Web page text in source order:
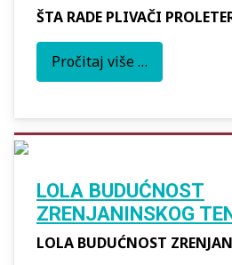
ŠTA RADE PLIVAČI
Pročitaj više …
LOLA BUDUĆNOST
ZRENJANINSKOG
LOLA BUDUĆNOST